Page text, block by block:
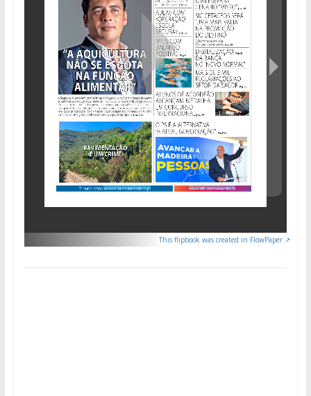
This flipbook was created in FlowPaper ↗